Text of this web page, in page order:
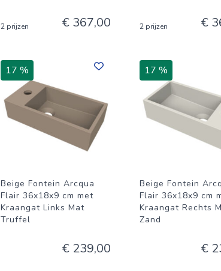
2 prijzen € 367,00 2 prijzen €
17 %
Beige Fontein Arcqua
Flair 36x18x9 cm met
Kraangat Links Mat
Truffel
€ 239,00
17 %
Beige Fontein
Flair 36x18x9 cm
Kraangat Rechts
Zand
€